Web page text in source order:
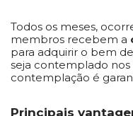
Todos os meses,
membros recebem a
para adquirir o bem
seja contemplado nos
contemplação é
Principais